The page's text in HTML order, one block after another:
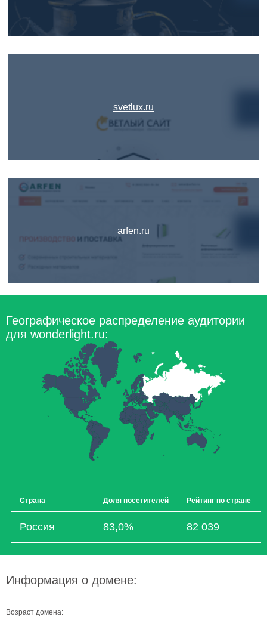
svetlux.ru
arfen.ru
Географическое распределение аудитории
для wonderlight.ru:
Страна Доля посетителей Рейтинг по стране
Россия 83,0% 82 039
Информация о домене:
Возраст домена: